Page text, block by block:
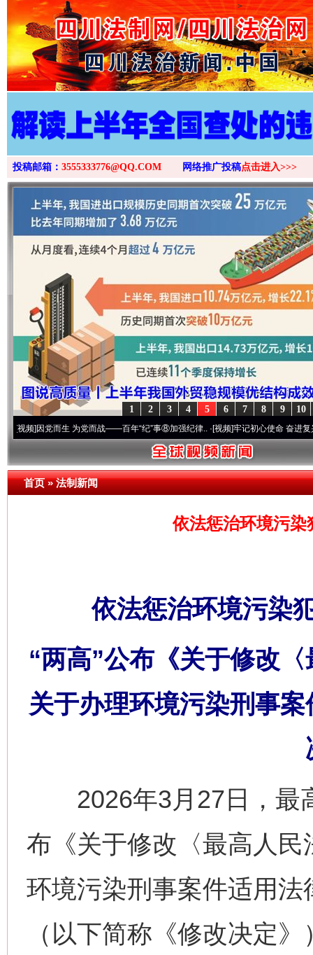
>
投稿邮箱： 3555333776@QQ.COM 网络推广投稿点击进入>>>
10
9
8
7
6
5
4
3
2
1
党而生 为党而战——百年“纪”事⑧加强纪律..·[视频]牢记初心使命 奋进复兴征程丨“
首页»法制新闻
依法惩治环境污
依法惩治环境污染
“两高”公布《关于修改
关于办理环境污染刑事
2026年3月27日，最
布《关于修改〈最高人
环境污染刑事案件适用
（以下简称《修改决定